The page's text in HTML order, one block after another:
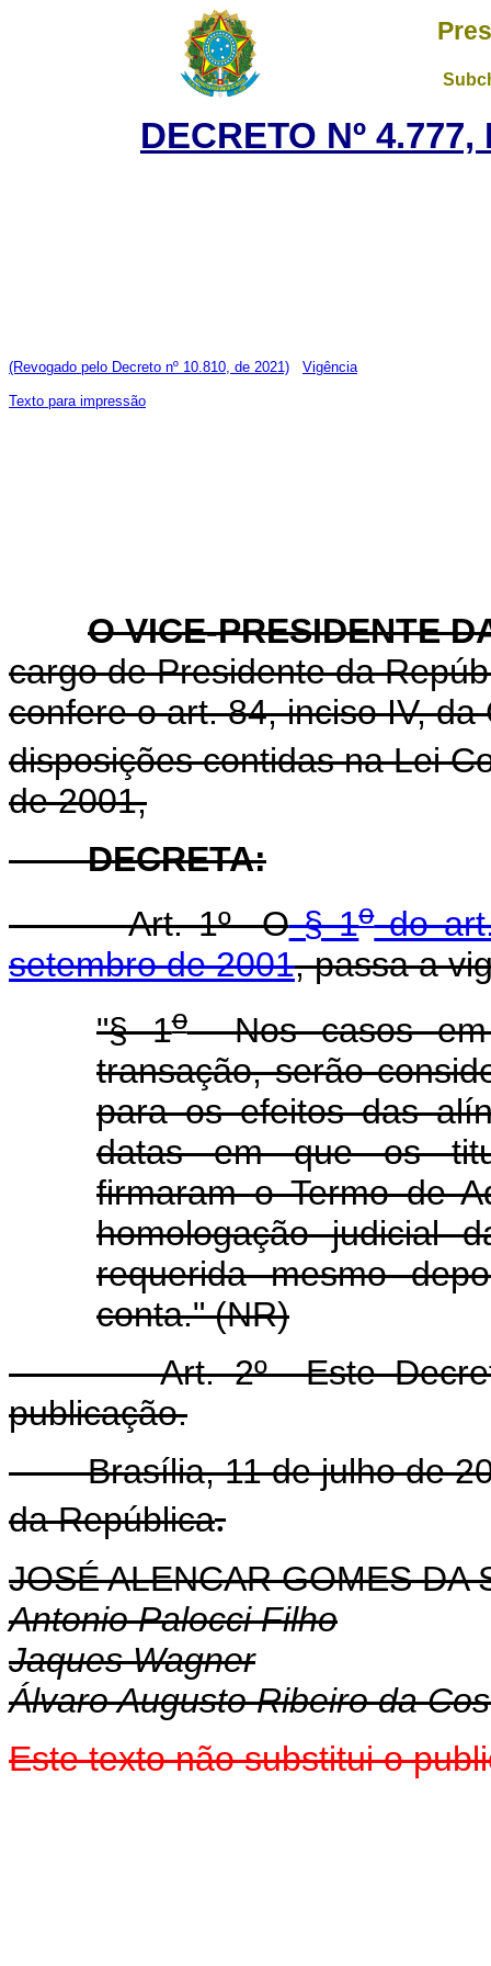
DECRETO Nº
(Revogado pelo Decreto nº 10.810, de 2021) Vigência
Texto para impressão
O VICE-PRESIDENTE
cargo de Presidente da
confere o art. 84, inciso IV,
disposições contidas na Lei
de 2001,
DECRETA:
Art. 1º O§ 1odo
setembro de 2001, passa a
"§ 1oNos casos em
transação, serão
para os efeitos das
datas em que os
firmaram o Termo de
homologação judicial
requerida mesmo
conta." (NR)
Art. 2º Este Decreto
publicação.
Brasília, 11 de julho de
da República.
JOSÉ ALENCAR GOMES DA
Antonio Palocci Filho
Jaques Wagner
Álvaro Augusto Ribeiro da
Este texto não substitui o